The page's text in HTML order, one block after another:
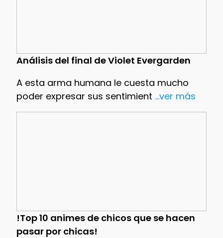
Análisis del final de Violet Evergarden
A esta arma humana le cuesta mucho
poder expresar sus sentimient ...ver más
!Top 10 animes de chicos que se hacen
pasar por chicas!